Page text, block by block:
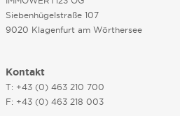
Siebenhügelstraße 107
9020 Klagenfurt am Wörthersee
Kontakt
T: +43 (0) 463 210 700
F: +43 (0) 463 218 003